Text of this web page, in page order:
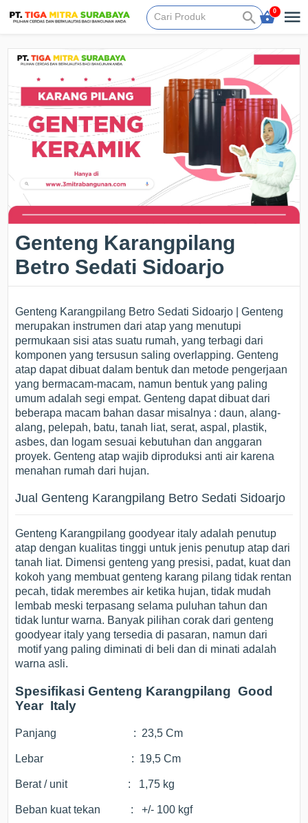
0
Genteng Karangpilang
Betro Sedati Sidoarjo
Genteng Karangpilang Betro Sedati Sidoarjo | Genteng
merupakan instrumen dari atap yang menutupi
permukaan sisi atas suatu rumah, yang terbagi dari
komponen yang tersusun saling overlapping. Genteng
atap dapat dibuat dalam bentuk dan metode pengerjaan
yang bermacam-macam, namun bentuk yang paling
umum adalah segi empat. Genteng dapat dibuat dari
beberapa macam bahan dasar misalnya : daun, alang-
alang, pelepah, batu, tanah liat, serat, aspal, plastik,
asbes, dan logam sesuai kebutuhan dan anggaran
proyek. Genteng atap wajib diproduksi anti air karena
menahan rumah dari hujan.
Jual Genteng Karangpilang Betro Sedati Sidoarjo
Genteng Karangpilang goodyear italy adalah penutup
atap dengan kualitas tinggi untuk jenis penutup atap dari
tanah liat. Dimensi genteng yang presisi, padat, kuat dan
kokoh yang membuat genteng karang pilang tidak rentan
pecah, tidak merembes air ketika hujan, tidak mudah
lembab meski terpasang selama puluhan tahun dan
tidak luntur warna. Banyak pilihan corak dari genteng
goodyear italy yang tersedia di pasaran, namun dari
motif yang paling diminati di beli dan di minati adalah
warna asli.
Spesifikasi Genteng Karangpilang Good
Year Italy
Panjang : 23,5 Cm
Lebar : 19,5 Cm
Berat / unit : 1,75 kg
Beban kuat tekan : +/- 100 kgf